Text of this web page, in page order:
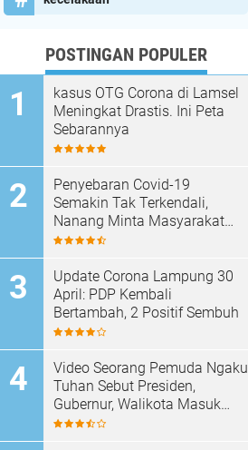
POSTINGAN POPULER
kasus OTG Corona di Lamsel
Meningkat Drastis. Ini Peta
Sebarannya
Penyebaran Covid-19
Semakin Tak Terkendali,
Nanang Minta Masyarakat
Patuhi Prokes
Update Corona Lampung 30
April: PDP Kembali
Bertambah, 2 Positif Sembuh
Video Seorang Pemuda Ngaku
Tuhan Sebut Presiden,
Gubernur, Walikota Masuk
Neraka, Anak Punk Masuk